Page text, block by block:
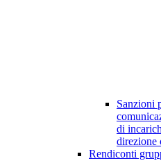
Sanzioni
di
direzione
Rendiconti